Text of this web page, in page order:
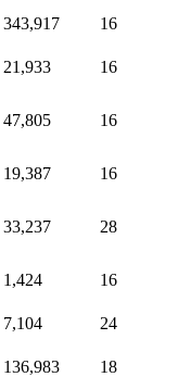
343,917 16
21,933 16
47,805 16
19,387 16
33,237 28
1,424 16
7,104 24
136,983 18